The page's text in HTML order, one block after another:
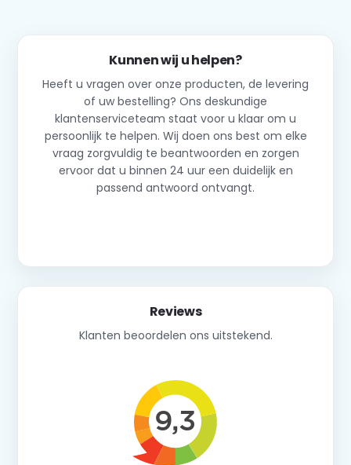
Kunnen wij u helpen?
Heeft u vragen over onze producten, de levering
of uw bestelling? Ons deskundige
klantenserviceteam staat voor u klaar om u
persoonlijk te helpen. Wij doen ons best om elke
vraag zorgvuldig te beantwoorden en zorgen
ervoor dat u binnen 24 uur een duidelijk en
passend antwoord ontvangt.
Reviews
Klanten beoordelen ons uitstekend.